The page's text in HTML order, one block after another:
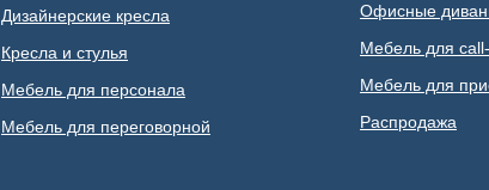
Дизайнерские кресла
Кресла и стулья
Мебель для персонала
Мебель для переговорной
Офисные
Мебель для
Мебель для
Распродажа